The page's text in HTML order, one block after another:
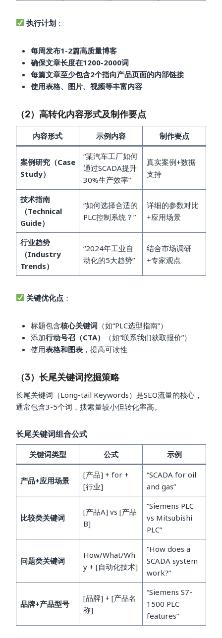
执行计划 ：
每周发布1-2篇高质量博客
确保文章长度在1200-2000词
每篇文章至少包含2个指向产品页面的内部链接
使用表格、图片、视频等丰富内容
（2）高转化内容形式及制作要点
内容形式 示例内容 制作要点
案例研究（Case
Study）
“某汽车工厂如何
通过SCADA提升
30%生产效率”
真实案例+数据
支持
技术指南
（Technical
Guide）
“如何选择合适的
PLC控制系统？”
详细的参数对比
+应用场景
行业趋势
（Industry
Trends）
“2024年工业自
动化的5大趋势”
结合市场调研
+专家观点
关键优化点 ：
标题包含核心关键词 （如“PLC选型指南”）
添加行动号召（CTA）
（如“联系我们获取报价”）
使用表格和图表 ，提高可读性
（3）长尾关键词挖掘策略
长尾关键词（Long-tail Keywords）是SEO流量的核心，
通常包含3-5个词，搜索量较小但转化率高。
长尾关键词组合公式
关键词类型 公式 示例
产品+应用场景
[产品] + for +
[行业]
“SCADA for oil
and gas”
比较类关键词
[产品A] vs [产品
B]
“Siemens PLC
vs Mitsubishi
PLC”
问题类关键词
How/What/Wh
y + [自动化技术]
“How does a
SCADA system
work?”
品牌+产品型号
[品牌] + [产品名
称]
“Siemens S7-
1500 PLC
features”